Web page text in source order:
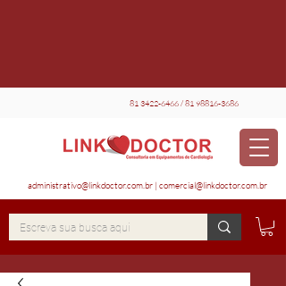
81 3422-6466/81 98816-3686
administrativo@linkdoctor.com.br | comercial@linkdoctor.com.br